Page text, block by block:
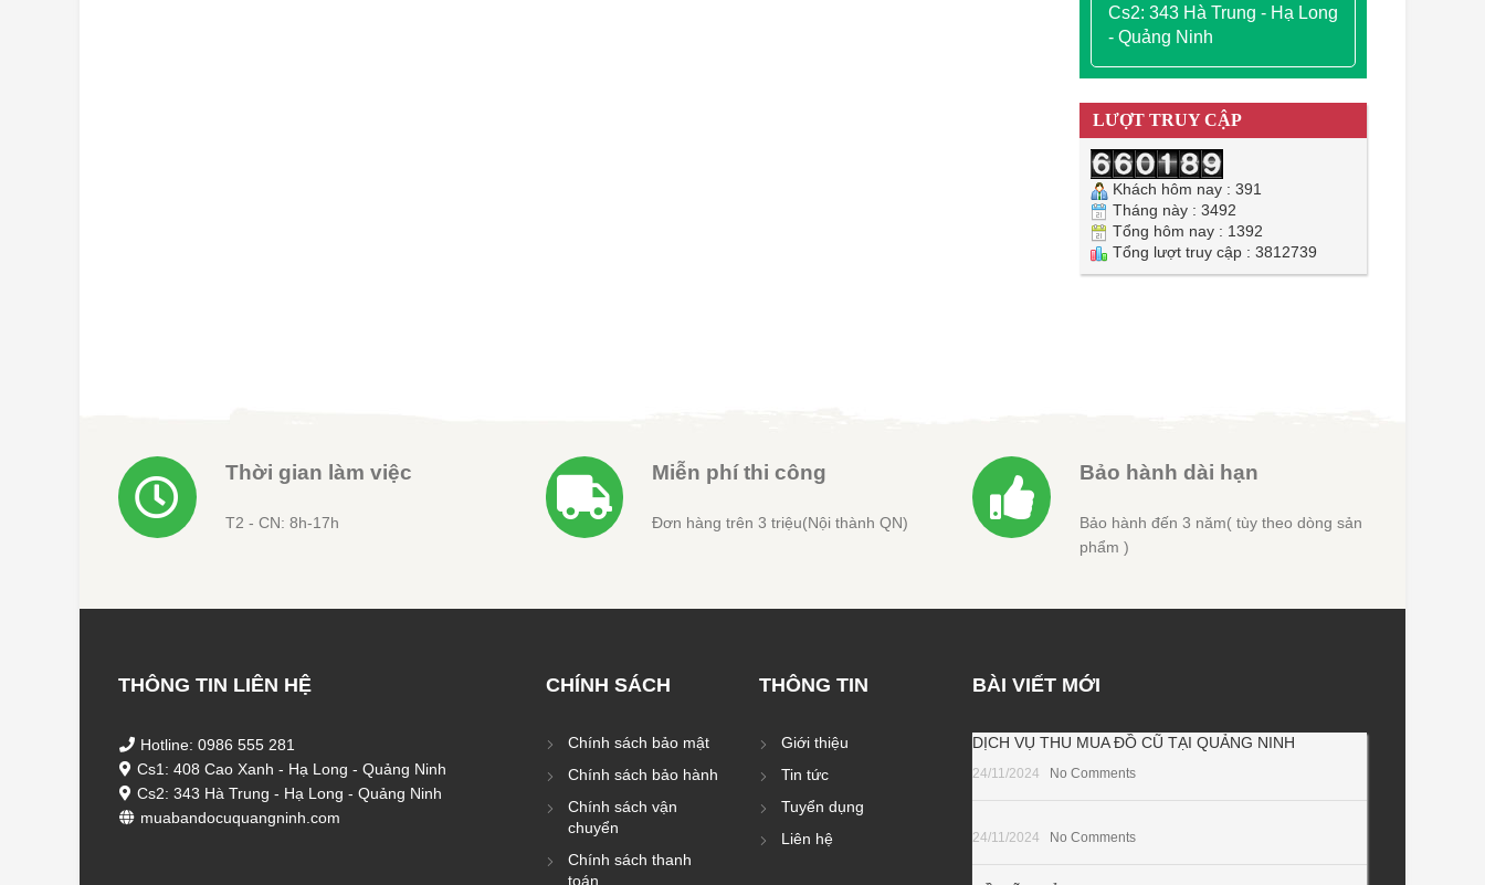
Cs2: 343 Hà Trung - Hạ Long
- Quảng Ninh
LƯỢT TRUY CẬP
Khách hôm nay : 391
Tháng này : 3492
Tổng hôm nay : 1392
Tổng lượt truy cập : 3812739
Thời gian làm việc
T2 - CN: 8h-17h
Miễn phí thi công
Đơn hàng trên 3 triệu(Nội thành QN)
Bảo hành dài hạn
Bảo hành đến 3 năm( tùy theo dòng sản
phẩm )
THÔNG TIN LIÊN HỆ
Hotline: 0986 555 281
Cs1: 408 Cao Xanh - Hạ Long - Quảng Ninh
Cs2: 343 Hà Trung - Hạ Long - Quảng Ninh
muabandocuquangninh.com
CHÍNH SÁCH
Chính sách bảo mật
Chính sách bảo hành
Chính sách vận
chuyển
Chính sách thanh
toán
THÔNG TIN
Giới thiệu
Tin tức
Tuyển dụng
Liên hệ
BÀI VIẾT MỚI
DỊCH VỤ THU MUA ĐỒ CŨ TẠI QUẢNG NINH
24/11/2024 No Comments
24/11/2024 No Comments